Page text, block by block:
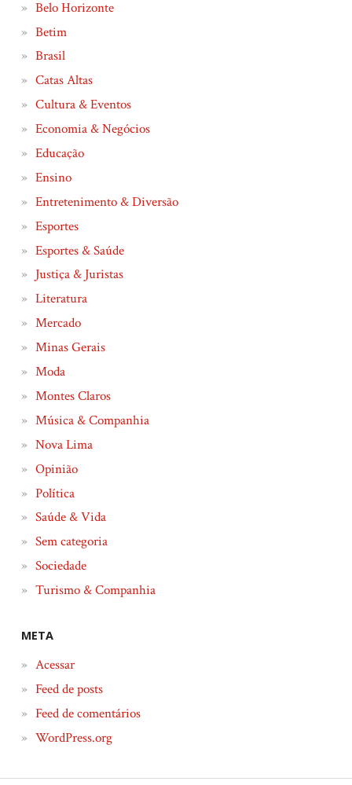
Belo Horizonte
Betim
Brasil
Catas Altas
Cultura & Eventos
Economia & Negócios
Educação
Ensino
Entretenimento & Diversão
Esportes
Esportes & Saúde
Justiça & Juristas
Literatura
Mercado
Minas Gerais
Moda
Montes Claros
Música & Companhia
Nova Lima
Opinião
Política
Saúde & Vida
Sem categoria
Sociedade
Turismo & Companhia
META
Acessar
Feed de posts
Feed de comentários
WordPress.org